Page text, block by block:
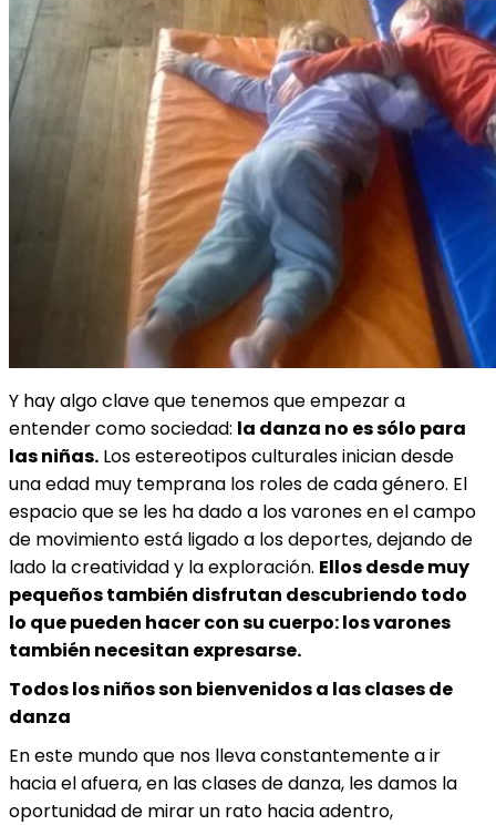
Y hay algo clave que tenemos que empezar a
entender como sociedad: la danza no es sólo para
las niñas. Los estereotipos culturales inician desde
una edad muy temprana los roles de cada género. El
espacio que se les ha dado a los varones en el campo
de movimiento está ligado a los deportes, dejando de
lado la creatividad y la exploración. Ellos desde muy
pequeños también disfrutan descubriendo todo
lo que pueden hacer con su cuerpo: los varones
también necesitan expresarse.
Todos los niños son bienvenidos a las clases de
danza
En este mundo que nos lleva constantemente a ir
hacia el afuera, en las clases de danza, les damos la
oportunidad de mirar un rato hacia adentro,